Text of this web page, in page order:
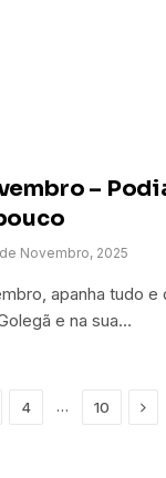
–
de Novembro, 2025
apanha tudo e
e na sua…
4 … 10 Next